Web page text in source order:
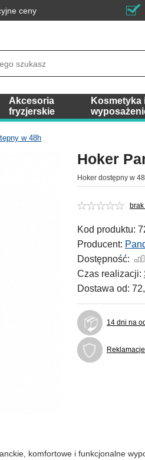
ceny
Akcesoria
fryzjerskie
Kosmetyka
w 48h
Hoker
Hoker dostępny w
Kod produktu:
Producent:
Dostępność:
Czas realizacji:
Dostawa od:
14 dni na
komfortowe i funkcjonalne